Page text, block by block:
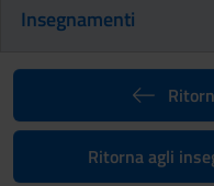
Insegnamenti
Ritorna agli